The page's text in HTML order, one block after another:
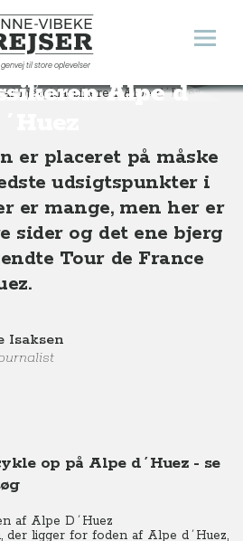
Vibeke Rejser
til store oplevelser
Åbn
cykler op af
Alpe d
Anne-Vibeke cykler op af bjergklassikeren Alpe d´Huez
er placeret på måske
udsigtspunkter i
er mange, men her er
sider og det ene bjerg
Tour de France
Isaksen
op på Alpe d´Huez - se
af Alpe D´Huez
der ligger for foden af Alpe d´Huez,